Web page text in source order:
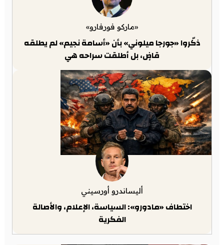
«ماركو فورفارو»
ذكّروا «جورجا ميلوني» بأن «أسامة نجيم» لم يطلقه
قاضٍ، بل أطلقت سراحه هي
أليساندرو أورسيني
اختطاف «مادورو»: السياسة، الإعلام، والأصالة
الفكرية